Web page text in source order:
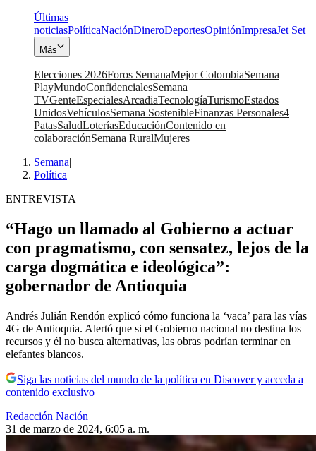
Últimas
noticiasPolíticaNaciónDineroDeportesOpiniónImpresaJet Set
Más
Elecciones 2026Foros SemanaMejor ColombiaSemana
PlayMundoConfidencialesSemana
TVGenteEspecialesArcadiaTecnologíaTurismoEstados
UnidosVehículosSemana SostenibleFinanzas Personales4
PatasSaludLoteríasEducaciónContenido en
colaboraciónSemana RuralMujeres
Semana|
Política
ENTREVISTA
“Hago un llamado al Gobierno a actuar
con pragmatismo, con sensatez, lejos de la
carga dogmática e ideológica”:
gobernador de Antioquia
Andrés Julián Rendón explicó cómo funciona la ‘vaca’ para las vías
4G de Antioquia. Alertó que si el Gobierno nacional no destina los
recursos y él no busca alternativas, las obras podrían terminar en
elefantes blancos.
Siga las noticias del mundo de la política en Discover y acceda a
contenido exclusivo
Redacción Nación
31 de marzo de 2024, 6:05 a. m.